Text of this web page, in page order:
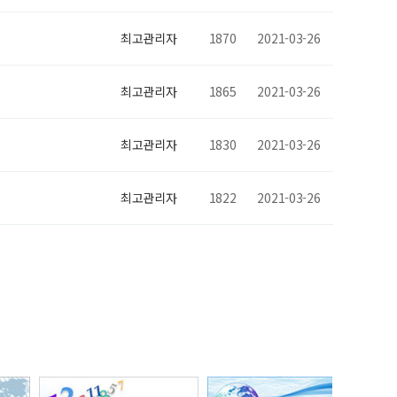
최고관리자 1870 2021-03-26
최고관리자 1865 2021-03-26
최고관리자 1830 2021-03-26
최고관리자 1822 2021-03-26